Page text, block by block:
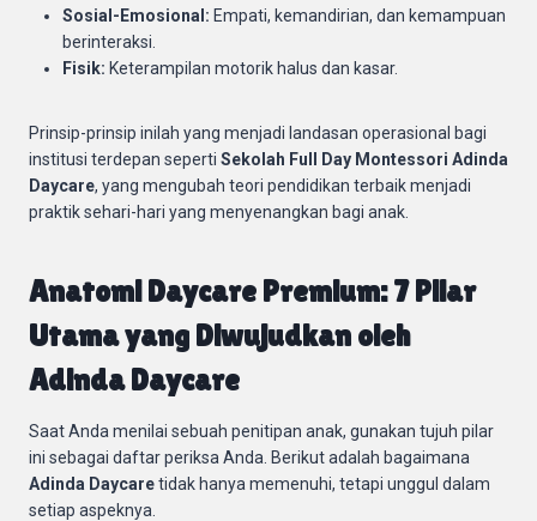
Sosial-Emosional: Empati, kemandirian, dan kemampuan
berinteraksi.
Fisik: Keterampilan motorik halus dan kasar.
Prinsip-prinsip inilah yang menjadi landasan operasional bagi
institusi terdepan seperti Sekolah Full Day Montessori Adinda
Daycare, yang mengubah teori pendidikan terbaik menjadi
praktik sehari-hari yang menyenangkan bagi anak.
Anatomi Daycare Premium: 7 Pilar
Utama yang Diwujudkan oleh
Adinda Daycare
Saat Anda menilai sebuah penitipan anak, gunakan tujuh pilar
ini sebagai daftar periksa Anda. Berikut adalah bagaimana
Adinda Daycaretidak hanya memenuhi, tetapi unggul dalam
setiap aspeknya.